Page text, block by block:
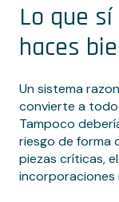
Lo que
haces
Un sistema
convierte a
Tampoco
riesgo de forma
piezas críticas,
incorporaciones